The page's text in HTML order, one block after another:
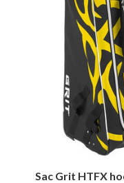
Sac Grit HTFX